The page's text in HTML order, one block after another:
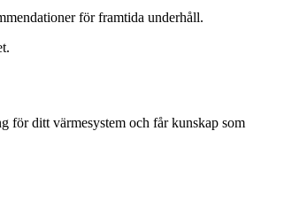
för framtida underhåll.
för ditt värmesystem och får kunskap som